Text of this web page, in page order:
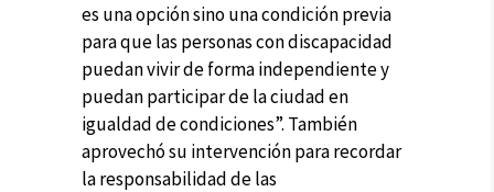
es una opción sino una condición previa
para que las personas con discapacidad
puedan vivir de forma independiente y
puedan participar de la ciudad en
igualdad de condiciones”. También
aprovechó su intervención para recordar
la responsabilidad de las